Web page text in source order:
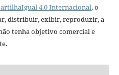
4.0 Internacional, o
distribuir, exibir, reproduzir, a
tenha objetivo comercial e